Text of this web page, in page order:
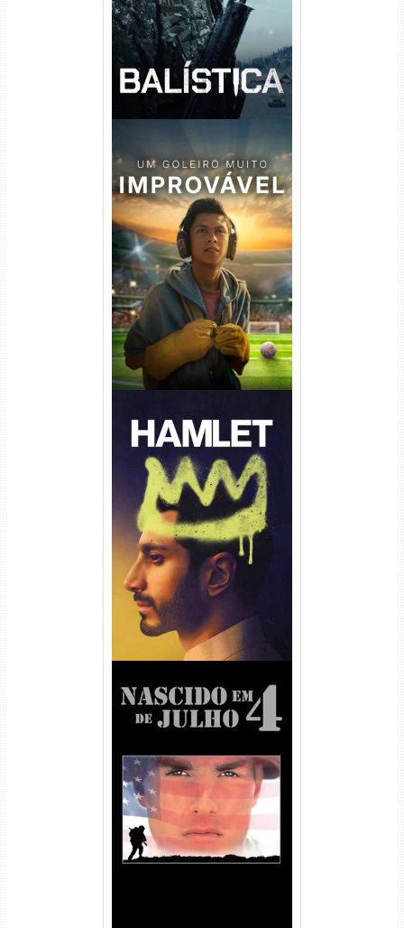
Um Goleiro Muito Improvável
Torrent (2026) WEB-DL 1080p
Dual Áudio
Hamlet Torrent (2026) WEB-
DL 1080p Dual Áudio
Nascido em 4 de Julho
Torrent (1989) WEB-DL 1080p
Dual Áudio